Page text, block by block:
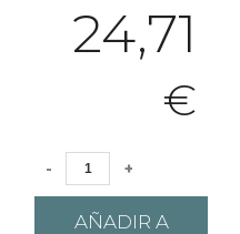
24,71
€
- +
AÑADIR A